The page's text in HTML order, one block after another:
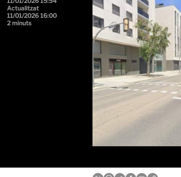
Actualitzat
11/01/2026 16:00
2 minuts